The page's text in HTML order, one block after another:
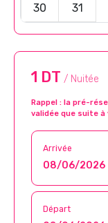
30 31
1 DT / Nuitée
Rappel : la pré-
validée que suite à
Arrivée
Départ